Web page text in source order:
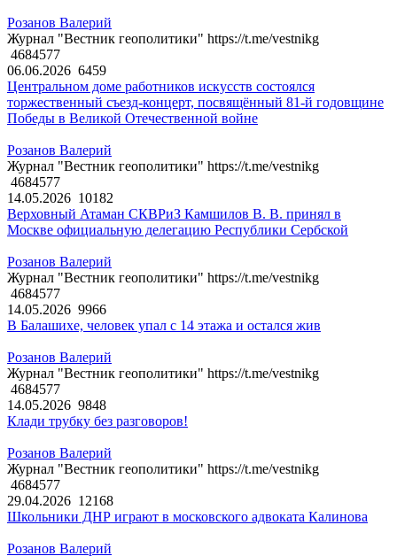
Розанов Валерий
Журнал "Вестник геополитики" https://t.me/vestnikg
4684577
06.06.2026 6459
Центральном доме работников искусств состоялся
торжественный съезд-концерт, посвящённый 81-й годовщине
Победы в Великой Отечественной войне
Розанов Валерий
Журнал "Вестник геополитики" https://t.me/vestnikg
4684577
14.05.2026 10182
Верховный Атаман СКВРиЗ Камшилов В. В. принял в
Москве официальную делегацию Республики Сербской
Розанов Валерий
Журнал "Вестник геополитики" https://t.me/vestnikg
4684577
14.05.2026 9966
В Балашихе, человек упал с 14 этажа и остался жив
Розанов Валерий
Журнал "Вестник геополитики" https://t.me/vestnikg
4684577
14.05.2026 9848
Клади трубку без разговоров!
Розанов Валерий
Журнал "Вестник геополитики" https://t.me/vestnikg
4684577
29.04.2026 12168
Школьники ДНР играют в московского адвоката Калинова
Розанов Валерий